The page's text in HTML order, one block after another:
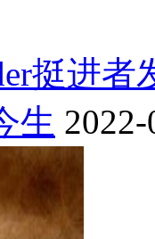
挺进者
生